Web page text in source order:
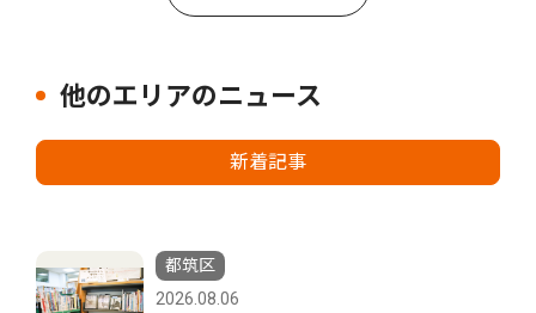
他のエリアのニュース
新着記事
都筑区
2026.08.06